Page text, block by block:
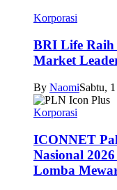
Korporasi
BRI Life Raih
Market
By NaomiSabtu,
Korporasi
ICONNET
Nasional
Lomba